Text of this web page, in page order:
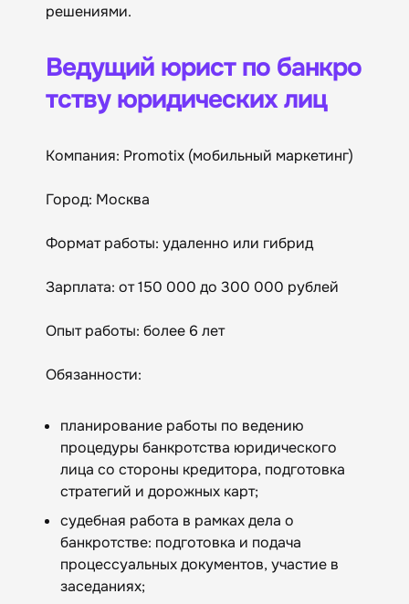
решениями.
Ведущий юрист по банкро
тству юридических лиц
Компания: Promotix (мобильный маркетинг)
Город: Москва
Формат работы: удаленно или гибрид
Зарплата: от 150 000 до 300 000 рублей
Опыт работы: более 6 лет
Обязанности:
планирование работы по ведению
процедуры банкротства юридического
лица со стороны кредитора, подготовка
стратегий и дорожных карт;
судебная работа в рамках дела о
банкротстве: подготовка и подача
процессуальных документов, участие в
заседаниях;